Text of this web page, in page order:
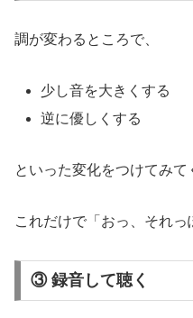
調が変わるところで、
少し音を大きくする
逆に優しくする
といった変化をつけてみて
これだけで「おっ、それっ
③ 録音して聴く